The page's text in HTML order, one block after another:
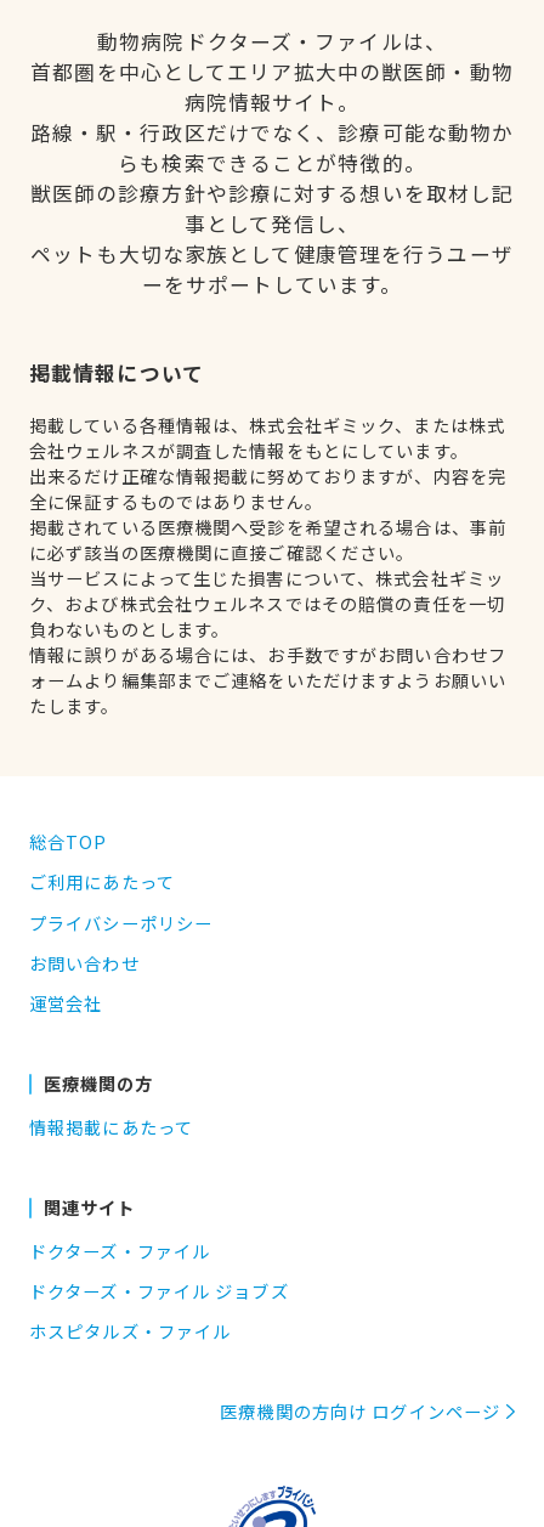
動物病院ドクターズ・ファイルは、
首都圏を中心としてエリア拡大中の獣医師・動物
病院情報サイト。
路線・駅・行政区だけでなく、診療可能な動物か
らも検索できることが特徴的。
獣医師の診療方針や診療に対する想いを取材し記
事として発信し、
ペットも大切な家族として健康管理を行うユーザ
ーをサポートしています。
掲載情報について
掲載している各種情報は、株式会社ギミック、または株式
会社ウェルネスが調査した情報をもとにしています。
出来るだけ正確な情報掲載に努めておりますが、内容を完
全に保証するものではありません。
掲載されている医療機関へ受診を希望される場合は、事前
に必ず該当の医療機関に直接ご確認ください。
当サービスによって生じた損害について、株式会社ギミッ
ク、および株式会社ウェルネスではその賠償の責任を一切
負わないものとします。
情報に誤りがある場合には、お手数ですがお問い合わせフ
ォームより編集部までご連絡をいただけますようお願いい
たします。
総合TOP
ご利用にあたって
プライバシーポリシー
お問い合わせ
運営会社
医療機関の方
情報掲載にあたって
関連サイト
ドクターズ・ファイル
ドクターズ・ファイル ジョブズ
ホスピタルズ・ファイル
医療機関の方向け ログインページ